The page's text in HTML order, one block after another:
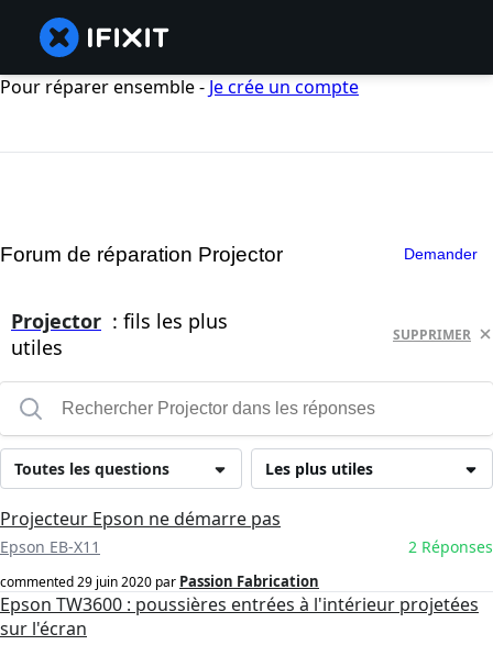
Pour réparer ensemble - Je crée un compte
Forum de réparation Projector Demander
Projector : fils les plus
utiles
SUPPRIMER
Les plus utiles
Toutes les questions
Projecteur Epson ne démarre pas
Epson EB-X11 2 Réponses
commented29 juin 2020 par Passion Fabrication
Epson TW3600 : poussières entrées à l'intérieur projetées
sur l'écran